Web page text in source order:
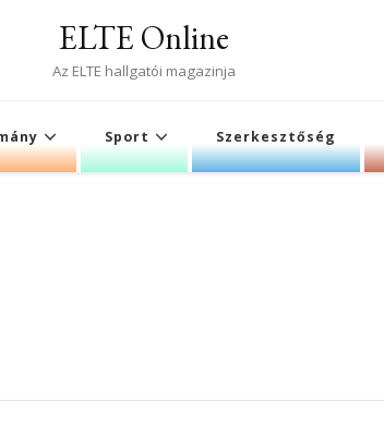
ELTE Online
Az ELTE hallgatói magazinja
Sport Szerkesztőség